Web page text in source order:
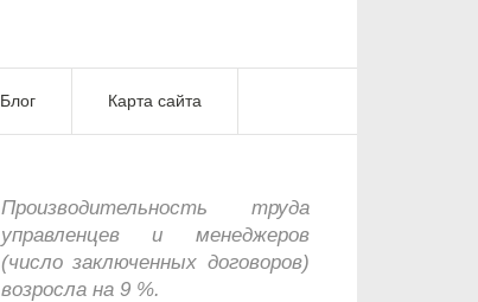
Блог Карта сайта
Производительность труда
управленцев и менеджеров
(число заключенных договоров)
возросла на 9 %.